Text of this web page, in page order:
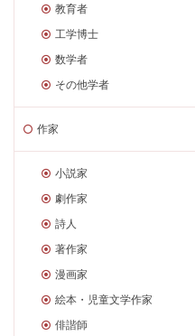
教育者
工学博士
数学者
その他学者
作家
小説家
劇作家
詩人
著作家
漫画家
絵本・児童文学作家
俳諧師